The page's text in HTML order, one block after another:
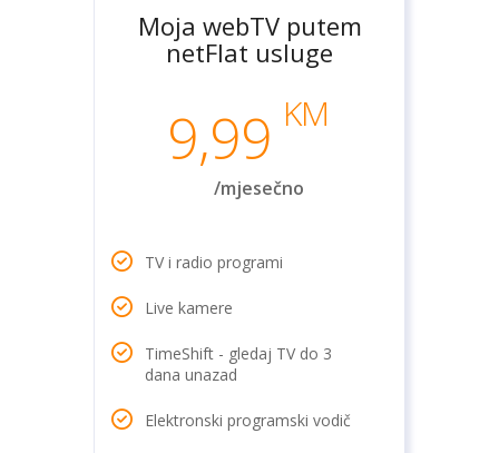
Moja webTV putem
netFlat usluge
9,99 KM
/mjesečno
TV i radio programi
Live kamere
TimeShift - gledaj TV do 3
dana unazad
Elektronski programski vodič